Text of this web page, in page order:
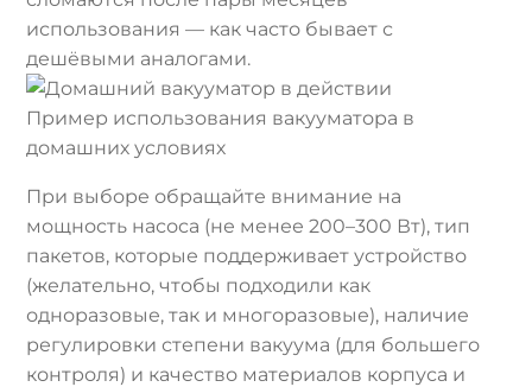
использования — как часто бывает с
дешёвыми аналогами.
Пример использования вакууматора в
домашних условиях
При выборе обращайте внимание на
мощность насоса (не менее 200–300 Вт), тип
пакетов, которые поддерживает устройство
(желательно, чтобы подходили как
одноразовые, так и многоразовые), наличие
регулировки степени вакуума (для большего
контроля) и качество материалов корпуса и